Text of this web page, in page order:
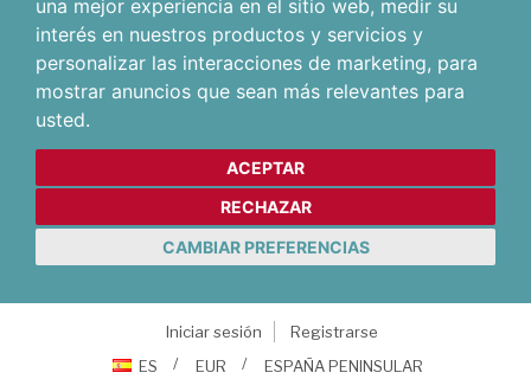
una mejor experiencia en el sitio web, medir su
interés en nuestros productos y servicios y
personalizar las interacciones de marketing, para
mostrar anuncios que sean más relevantes para
usted.
ACEPTAR
RECHAZAR
CAMBIAR PREFERENCIAS
Iniciar sesión
Registrarse
ES
EUR ESPAÑA PENINSULAR